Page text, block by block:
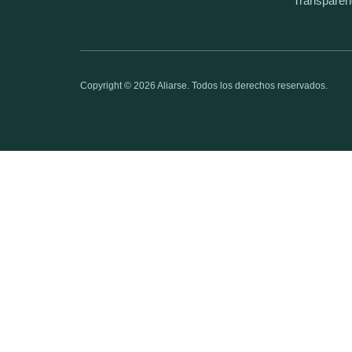
Copyright © 2026 Aliarse. Todos los derechos reservados.